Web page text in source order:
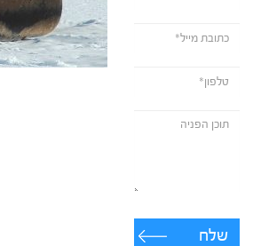
שלח